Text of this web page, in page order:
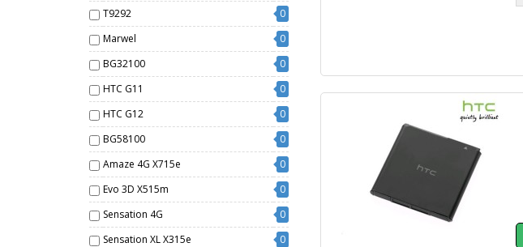
T9292
0
Marwel
0
BG32100
0
HTC G11
0
HTC G12
0
BG58100
0
Amaze 4G X715e
0
Evo 3D X515m
0
Sensation 4G
0
Sensation XL X315e
0